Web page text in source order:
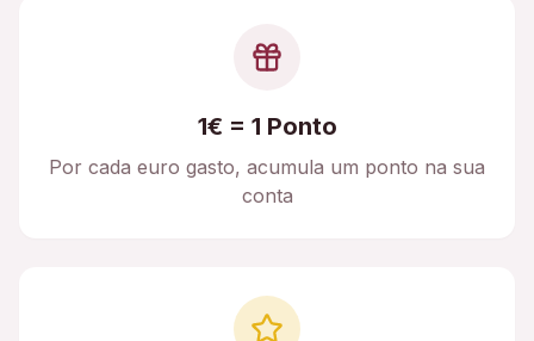
1€ = 1 Ponto
Por cada euro gasto, acumula um ponto na sua
conta